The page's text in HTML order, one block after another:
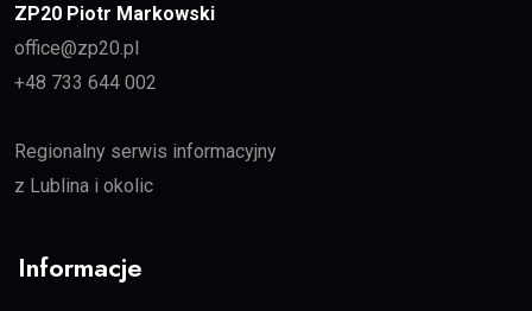
ZP20 Piotr Markowski
office@zp20.pl
+48 733 644 002
Regionalny serwis informacyjny
z Lublina i okolic
Informacje